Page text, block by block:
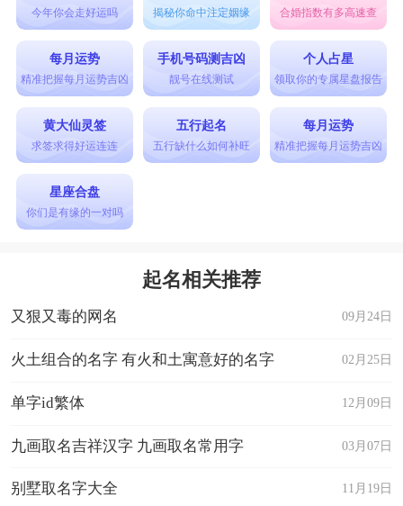
今年你会走好运吗 揭秘你命中注定姻缘 合婚指数有多高速查
每月运势
精准把握每月运势吉凶
手机号码测吉凶
靓号在线测试
个人占星
领取你的专属星盘报告
黄大仙灵签
求签求得好运连连
五行起名
五行缺什么如何补旺
每月运势
精准把握每月运势吉凶
星座合盘
你们是有缘的一对吗
起名相关推荐
09月24日
又狠又毒的网名
02月25日
火土组合的名字 有火和土寓意好的名字
12月09日
单字id繁体
03月07日
九画取名吉祥汉字 九画取名常用字
11月19日
别墅取名字大全